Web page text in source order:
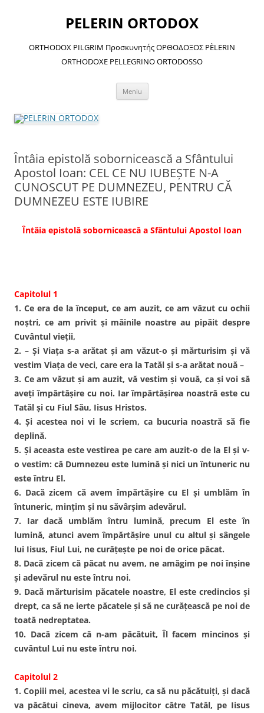
PELERIN ORTODOX
ORTHODOX PILGRIM Προσκυνητής ΟΡΘΟΔΟΞΟΣ PÈLERIN
ORTHODOXE PELLEGRINO ORTODOSSO
Meniu
Întâia epistolă sobornicească a Sfântului
Apostol Ioan: CEL CE NU IUBEŞTE N-A
CUNOSCUT PE DUMNEZEU, PENTRU CĂ
DUMNEZEU ESTE IUBIRE
Întâia epistolă sobornicească a Sfântului Apostol Ioan
Capitolul 1
1. Ce era de la început, ce am auzit, ce am văzut cu ochii
noştri, ce am privit şi mâinile noastre au pipăit despre
Cuvântul vieţii,
2. – Şi Viaţa s-a arătat şi am văzut-o şi mărturisim şi vă
vestim Viaţa de veci, care era la Tatăl şi s-a arătat nouă –
3. Ce am văzut şi am auzit, vă vestim şi vouă, ca şi voi să
aveţi împărtăşire cu noi. Iar împărtăşirea noastră este cu
Tatăl şi cu Fiul Său, Iisus Hristos.
4. Şi acestea noi vi le scriem, ca bucuria noastră să fie
deplină.
5. Şi aceasta este vestirea pe care am auzit-o de la El şi v-
o vestim: că Dumnezeu este lumină şi nici un întuneric nu
este întru El.
6. Dacă zicem că avem împărtăşire cu El şi umblăm în
întuneric, minţim şi nu săvârşim adevărul.
7. Iar dacă umblăm întru lumină, precum El este în
lumină, atunci avem împărtăşire unul cu altul şi sângele
lui Iisus, Fiul Lui, ne curăţeşte pe noi de orice păcat.
8. Dacă zicem că păcat nu avem, ne amăgim pe noi înşine
şi adevărul nu este întru noi.
9. Dacă mărturisim păcatele noastre, El este credincios şi
drept, ca să ne ierte păcatele şi să ne curăţească pe noi de
toată nedreptatea.
10. Dacă zicem că n-am păcătuit, Îl facem mincinos şi
cuvântul Lui nu este întru noi.
Capitolul 2
1. Copiii mei, acestea vi le scriu, ca să nu păcătuiţi, şi dacă
va păcătui cineva, avem mijlocitor către Tatăl, pe Iisus